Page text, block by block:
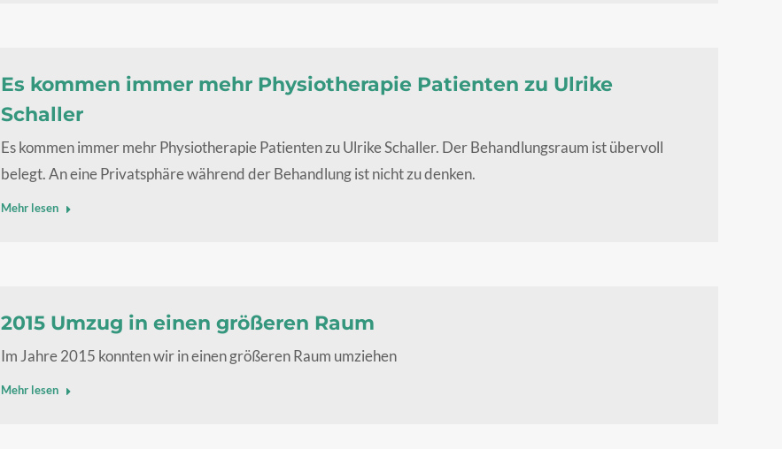
Es kommen immer mehr Physiotherapie Patienten zu Ulrike
Schaller
Es kommen immer mehr Physiotherapie Patienten zu Ulrike Schaller. Der Behandlungsraum ist übervoll
belegt. An eine Privatsphäre während der Behandlung ist nicht zu denken.
Mehr lesen
2015 Umzug in einen größeren Raum
Im Jahre 2015 konnten wir in einen größeren Raum umziehen
Mehr lesen